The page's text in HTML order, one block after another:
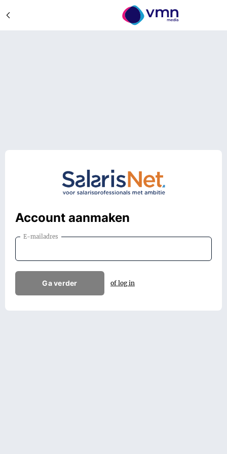
Account aanmaken
E-mailadres
Ga verder of log in